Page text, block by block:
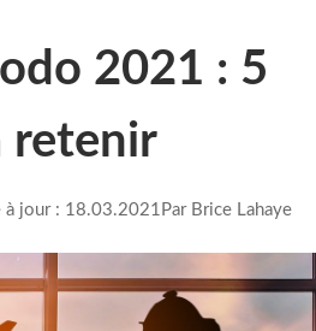
2021 : 5
retenir
à jour : 18.03.2021 Par Brice Lahaye